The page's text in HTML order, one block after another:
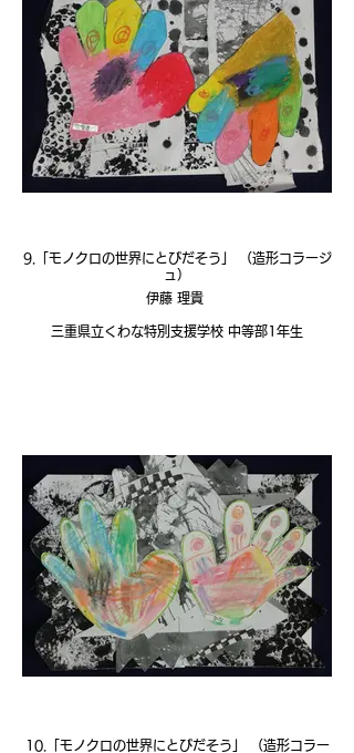
9.「モノクロの世界にとびだそう」 （造形コラージ
ュ）
伊藤 理貴
三重県立くわな特別支援学校 中等部1年生
10.「モノクロの世界にとびだそう」 （造形コラー